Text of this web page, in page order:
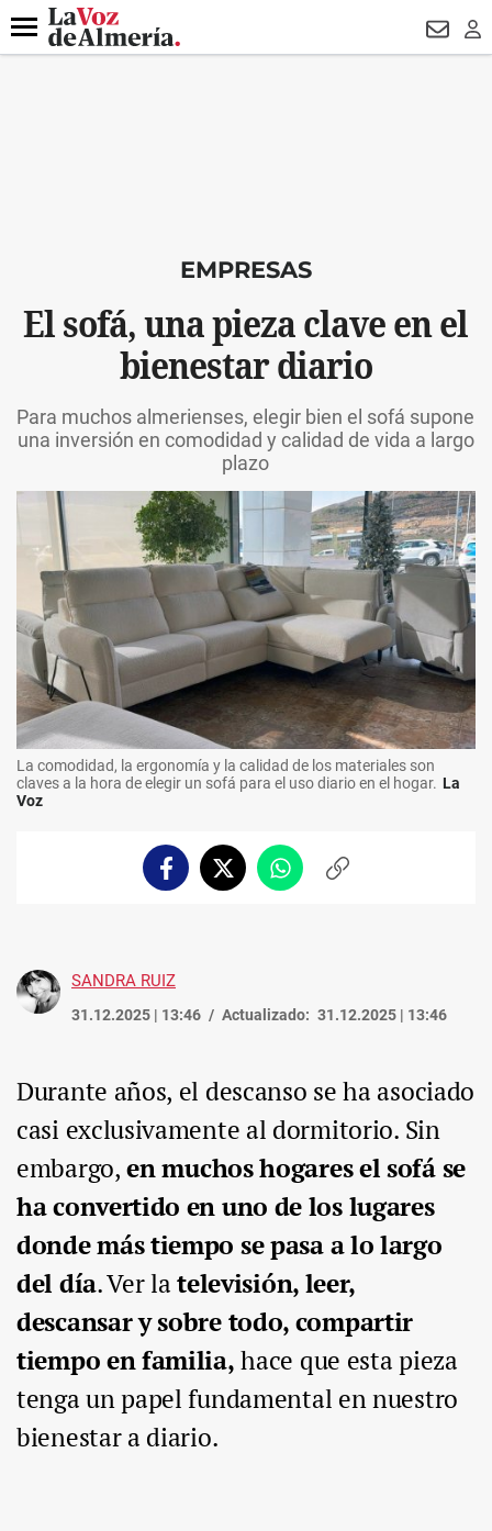
DESTACADO
Menú
EMPRESAS
El sofá, una pieza clave en el
bienestar diario
Para muchos almerienses, elegir bien el sofá supone
una inversión en comodidad y calidad de vida a largo
plazo
La comodidad, la ergonomía y la calidad de los materiales son
claves a la hora de elegir un sofá para el uso diario en el hogar. La
Voz
FacebookTwitterWhatsappCopiar
SANDRA RUIZ
31.12.2025 | 13:46 Actualizado: 31.12.2025 | 13:46
Durante años, el descanso se ha asociado
casi exclusivamente al dormitorio. Sin
embargo,en muchos hogares el sofá se
ha convertido en uno de los lugares
donde más tiempo se pasa a lo largo
del día. Ver latelevisión, leer,
descansar y sobre todo, compartir
tiempo en familia,hace que esta pieza
tenga un papel fundamental en nuestro
bienestar a diario.